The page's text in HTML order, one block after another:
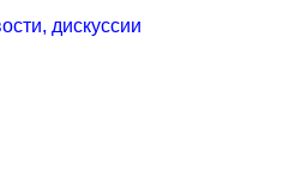
дискуссии